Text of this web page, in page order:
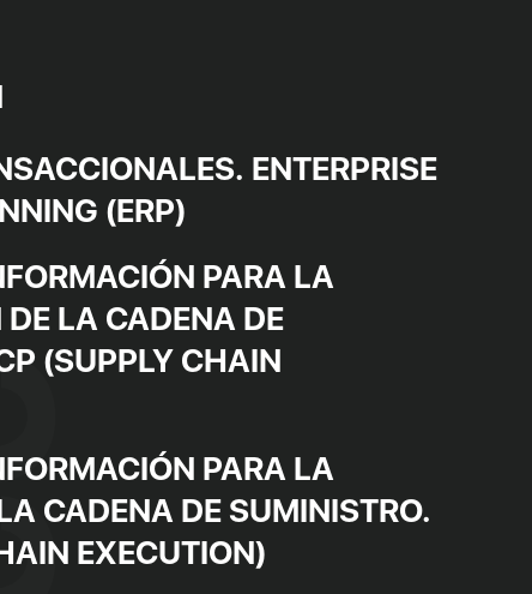
ENTERPRISE
(ERP)
PARA LA
LA CADENA DE
(SUPPLY CHAIN
PARA LA
CADENA DE SUMINISTRO.
EXECUTION)